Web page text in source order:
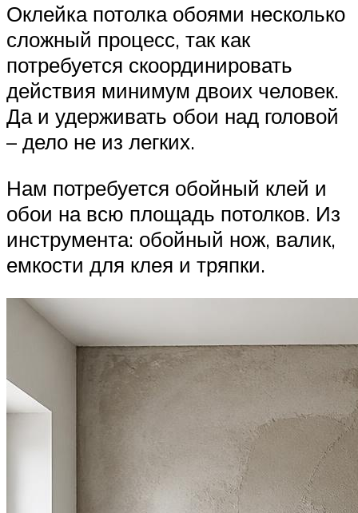
Оклейка потолка обоями несколько
сложный процесс, так как
потребуется скоординировать
действия минимум двоих человек.
Да и удерживать обои над головой
– дело не из легких.
Нам потребуется обойный клей и
обои на всю площадь потолков. Из
инструмента: обойный нож, валик,
емкости для клея и тряпки.